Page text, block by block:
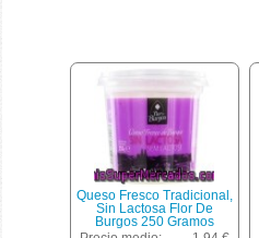
Queso Fresco Tradicional,
Sin Lactosa Flor De
Burgos 250 Gramos